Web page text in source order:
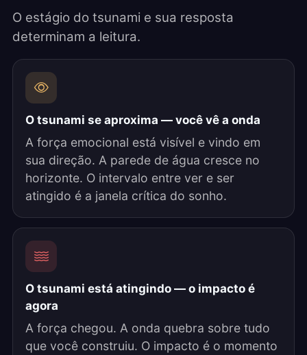
O estágio do tsunami e sua resposta
determinam a leitura.
O tsunami se aproxima — você vê a onda
A força emocional está visível e vindo em
sua direção. A parede de água cresce no
horizonte. O intervalo entre ver e ser
atingido é a janela crítica do sonho.
O tsunami está atingindo — o impacto é
agora
A força chegou. A onda quebra sobre tudo
que você construiu. O impacto é o momento